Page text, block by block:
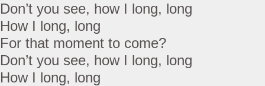
Don’t you see, how I long, long
How I long, long
For that moment to come?
Don’t you see, how I long, long
How I long, long